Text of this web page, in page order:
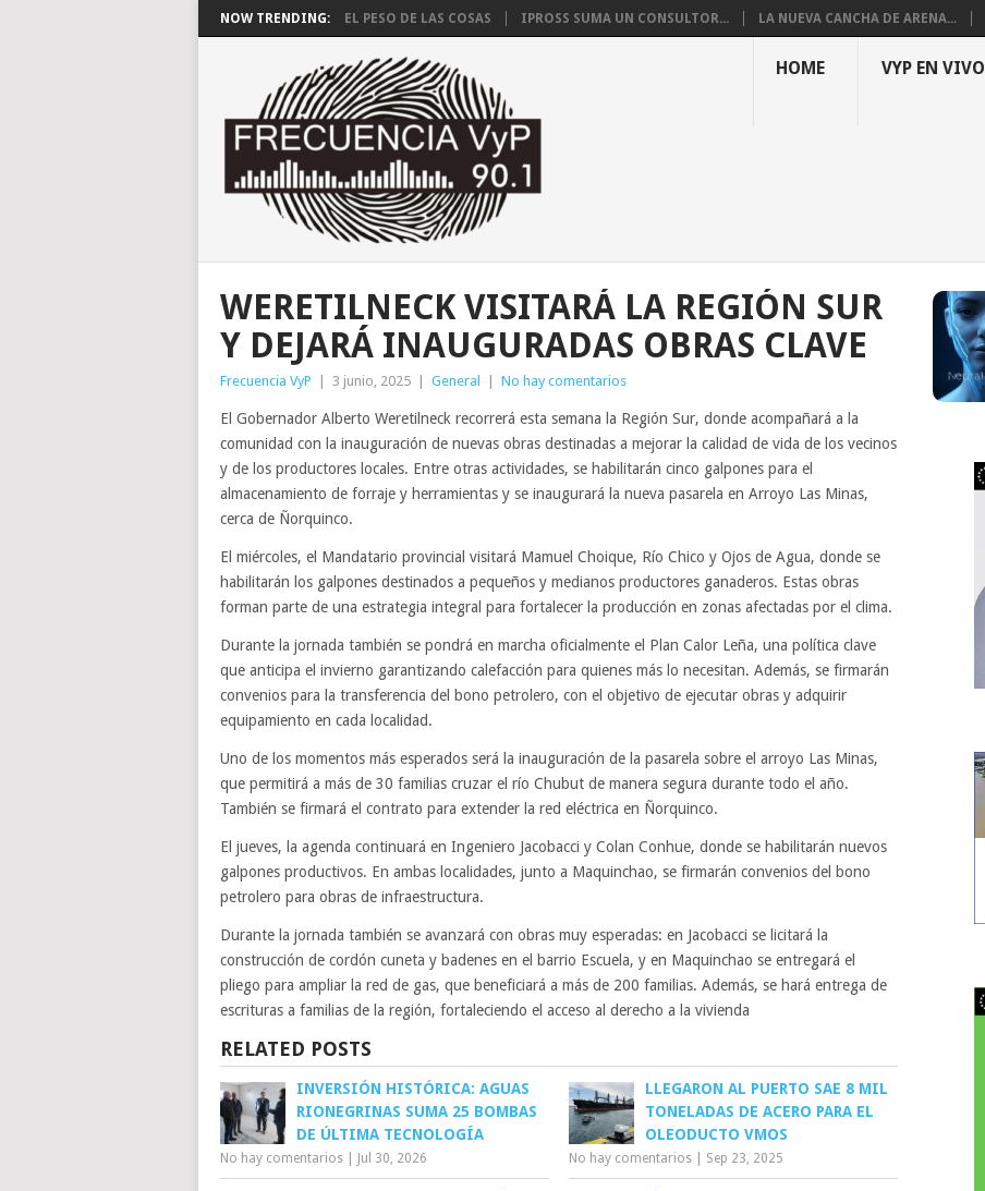
NOW TRENDING: EL PESO DE LAS COSAS IPROSS SUMA UN CONSULTOR... LA NUEVA CANCHA DE ARENA...
HOME VYP EN VIVO
WERETILNECK VISITARÁ LA REGIÓN SUR
Y DEJARÁ INAUGURADAS OBRAS CLAVE
Frecuencia VyP 3 junio, 2025 General No hay comentarios
El Gobernador Alberto Weretilneck recorrerá esta semana la Región Sur, donde acompañará a la
comunidad con la inauguración de nuevas obras destinadas a mejorar la calidad de vida de los vecinos
y de los productores locales. Entre otras actividades, se habilitarán cinco galpones para el
almacenamiento de forraje y herramientas y se inaugurará la nueva pasarela en Arroyo Las Minas,
cerca de Ñorquinco.
El miércoles, el Mandatario provincial visitará Mamuel Choique, Río Chico y Ojos de Agua, donde se
habilitarán los galpones destinados a pequeños y medianos productores ganaderos. Estas obras
forman parte de una estrategia integral para fortalecer la producción en zonas afectadas por el clima.
Durante la jornada también se pondrá en marcha oficialmente el Plan Calor Leña, una política clave
que anticipa el invierno garantizando calefacción para quienes más lo necesitan. Además, se firmarán
convenios para la transferencia del bono petrolero, con el objetivo de ejecutar obras y adquirir
equipamiento en cada localidad.
Uno de los momentos más esperados será la inauguración de la pasarela sobre el arroyo Las Minas,
que permitirá a más de 30 familias cruzar el río Chubut de manera segura durante todo el año.
También se firmará el contrato para extender la red eléctrica en Ñorquinco.
El jueves, la agenda continuará en Ingeniero Jacobacci y Colan Conhue, donde se habilitarán nuevos
galpones productivos. En ambas localidades, junto a Maquinchao, se firmarán convenios del bono
petrolero para obras de infraestructura.
Durante la jornada también se avanzará con obras muy esperadas: en Jacobacci se licitará la
construcción de cordón cuneta y badenes en el barrio Escuela, y en Maquinchao se entregará el
pliego para ampliar la red de gas, que beneficiará a más de 200 familias. Además, se hará entrega de
escrituras a familias de la región, fortaleciendo el acceso al derecho a la vivienda
RELATED POSTS
INVERSIÓN HISTÓRICA: AGUAS
RIONEGRINAS SUMA 25 BOMBAS
DE ÚLTIMA TECNOLOGÍA
No hay comentarios Jul 30, 2026
LLEGARON AL PUERTO SAE 8 MIL
TONELADAS DE ACERO PARA EL
OLEODUCTO VMOS
No hay comentarios Sep 23, 2025